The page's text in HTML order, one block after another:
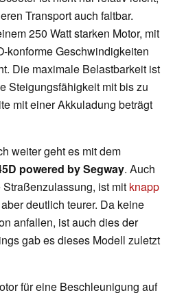
Transport auch faltbar.
250 Watt starken Motor, mit
konforme Geschwindigkeiten
Die maximale Belastbarkeit ist
Steigungsfähigkeit mit bis zu
mit einer Akkuladung beträgt
weiter geht es mit dem
powered by Segway. Auch
ist mit knapp
deutlich teurer. Da keine
anfallen, ist auch dies der
gab es dieses Modell zuletzt
für eine Beschleunigung auf